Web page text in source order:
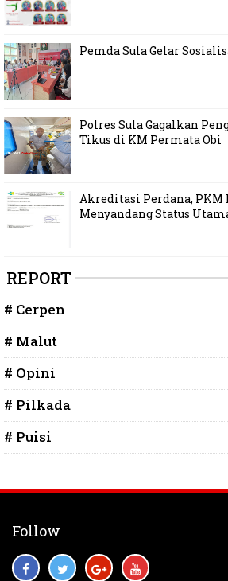
Pemda Sula Gelar
Polres Sula Gagalkan
Tikus di KM Permata Obi
Akreditasi Perdana, PKM
Menyandang Status
REPORT
# Cerpen
# Malut
# Opini
# Pilkada
# Puisi
Follow